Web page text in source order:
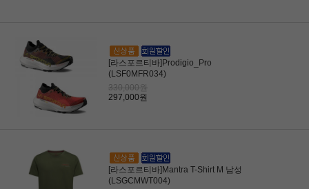
[라스포르티바]Prodigio_Pro
(LSF0MFR034)
330,000원
297,000원
[라스포르티바]Mantra T-Shirt M 남성
(LSGCMWT004)